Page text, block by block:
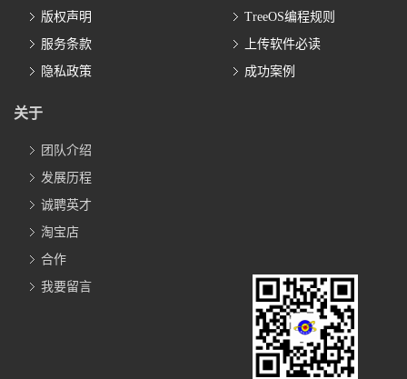
版权声明
服务条款
隐私政策
TreeOS编程规则
上传软件必读
成功案例
关于
团队介绍
发展历程
诚聘英才
淘宝店
合作
我要留言